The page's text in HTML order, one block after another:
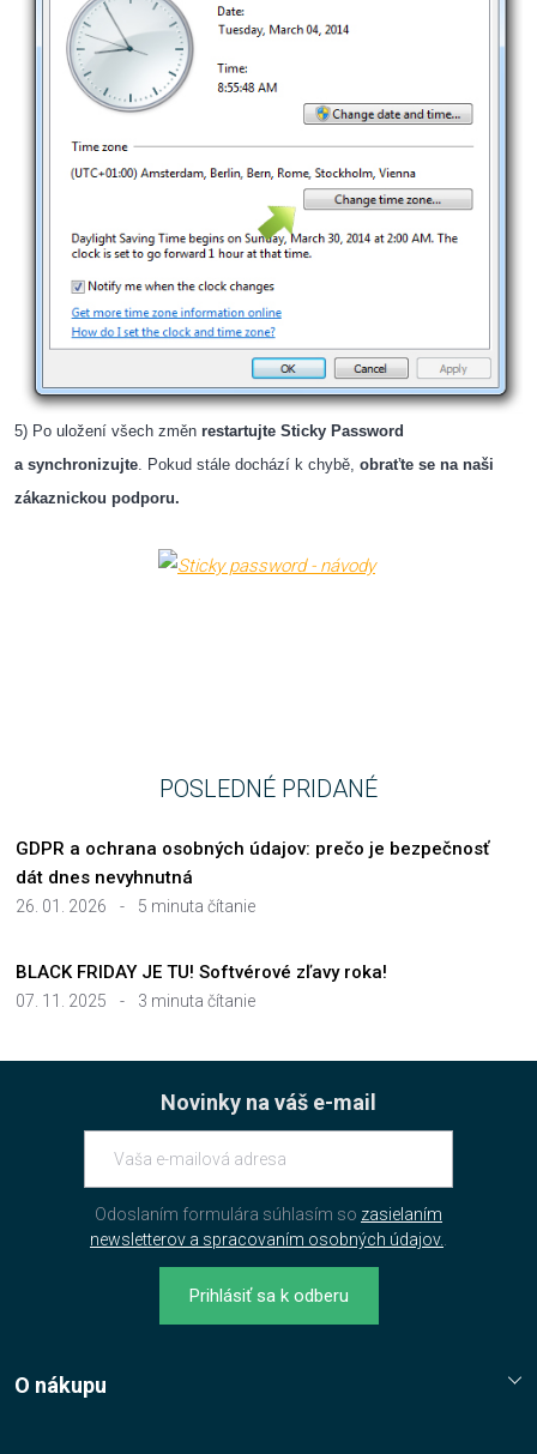
5) Po uložení všech změn restartujte Sticky Password
a synchronizujte. Pokud stále dochází k chybě, obraťte se na naši
zákaznickou podporu.
POSLEDNÉ PRIDANÉ
26. 01. 2026 - 5 minuta čítanie
GDPR a ochrana osobných údajov: prečo je bezpečnosť
dát dnes nevyhnutná
07. 11. 2025 - 3 minuta čítanie
BLACK FRIDAY JE TU! Softvérové zľavy roka!
Novinky na váš e-mail
Odoslaním formulára súhlasím so zasielaním
newsletterov a spracovaním osobných údajov..
Prihlásiť sa k odberu
O nákupu